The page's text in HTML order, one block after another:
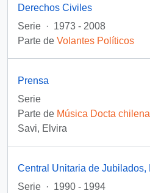
Derechos Civiles
Serie · 1973 - 2008
Parte de Volantes Políticos
Prensa
Serie
Parte de Música Docta chilena
Savi, Elvira
Serie · 1990 - 1994